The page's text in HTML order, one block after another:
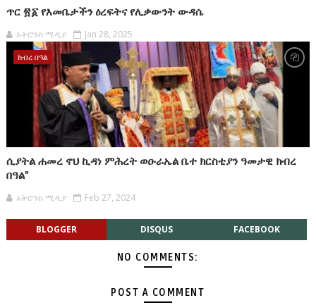
ጥር ፳፩ የእመቤታችን ዕረፍትና የሊቃውንት ውዳሴ
አትሮንስ ሚዲያ Jan 28, 2025
ክብረ በዓል
ሲያትል ሐመረ ኖህ ኪዳነ ምሕረት ወዑራኤል ቤተ ክርስቲያን ዓመታዊ ክብረ
በዓል"
አትሮንስ ሚዲያ Feb 27, 2024
BLOGGER DISQUS FACEBOOK
NO COMMENTS:
POST A COMMENT